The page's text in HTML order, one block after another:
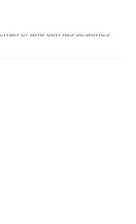
el año con las sesiones